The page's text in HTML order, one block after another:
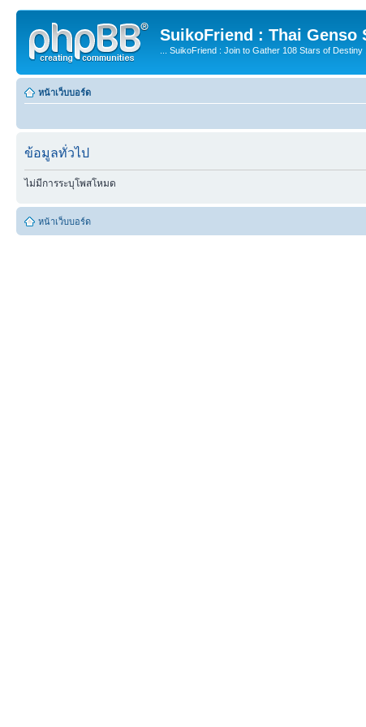
SuikoFriend : Thai Genso
... SuikoFriend : Join to Gather 108 Stars of Destiny
หน้าเว็บบอร์ด
ข้อมูลทั่วไป
ไม่มีการระบุโพสโหมด
หน้าเว็บบอร์ด